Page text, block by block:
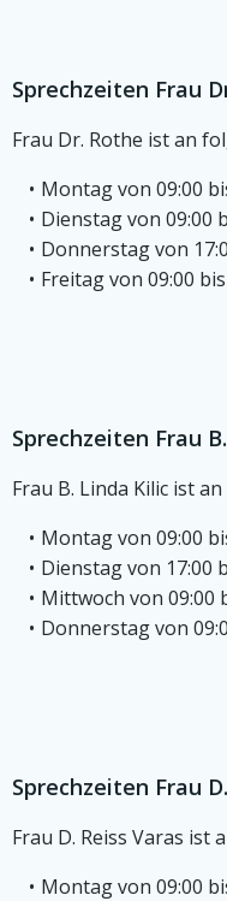
Sprechzeiten Frau
Frau Dr. Rothe ist an
Montag von 09:00
Dienstag von 09:00
Donnerstag von
Freitag von 09:00
Sprechzeiten Frau
Frau B. Linda Kilic ist
Montag von 09:00
Dienstag von 17:00
Mittwoch von 09:00
Donnerstag von
Sprechzeiten Frau
Frau D. Reiss Varas ist
Montag von 09:00